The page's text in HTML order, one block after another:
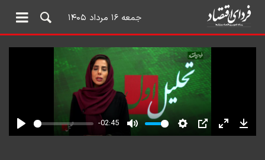
جمعه ۱۶ مرداد ۱۴۰۵